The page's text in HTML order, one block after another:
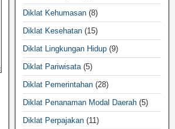
Diklat Kehumasan (8)
Diklat Kesehatan (15)
Diklat Lingkungan Hidup (9)
Diklat Pariwisata (5)
Diklat Pemerintahan (28)
Diklat Penanaman Modal Daerah (5)
Diklat Perpajakan (11)